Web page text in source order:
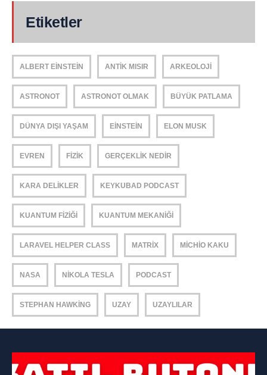
Etiketler
ALBERT EINSTEIN ANTIK MISIR ARKEOLOJI
ASTRONOT ASTRONOT OLMAK BÜYÜK PATLAMA
DÜNYA DIŞI YAŞAM EINSTEIN ELON MUSK
EVREN FIZIK GERÇEKLIK NEDIR
KARA DELIKLER KEYKUBAD PODCAST
KUANTUM FIZIĞI KUANTUM MEKANIĞI
LARAVEL HELPER CLASS MATRIX MICHIO KAKU
NASA NIKOLA TESLA PODCAST
STEPHAN HAWKING UZAY UZAYLILAR